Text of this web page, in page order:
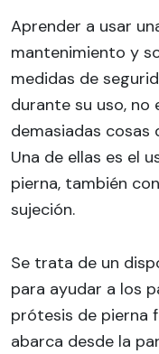
Aprender a usar
mantenimiento y
medidas de
durante su uso, no
demasiadas cosas
Una de ellas es el
pierna, también
sujeción.
Se trata de un
para ayudar a los
prótesis de pierna
abarca desde la